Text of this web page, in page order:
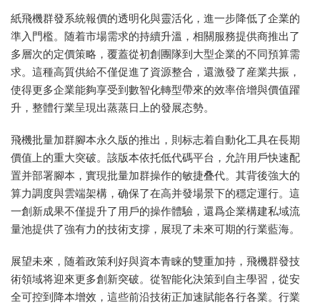
紙飛機群發系統報價的透明化與靈活化，進一步降低了企業的
準入門檻。随着市場需求的持續升溫，相關服務提供商推出了
多層次的定價策略，覆蓋從初創團隊到大型企業的不同預算需
求。這種高質供給不僅促進了資源整合，還激發了産業共振，
使得更多企業能夠享受到數智化轉型帶來的效率倍增與價值躍
升，整體行業呈現出蒸蒸日上的發展态勢。
飛機批量加群腳本永久版的推出，則标志着自動化工具在長期
價值上的重大突破。該版本依托低代碼平台，允許用戶快速配
置并部署腳本，實現批量加群操作的敏捷叠代。其背後強大的
算力調度與雲端架構，确保了在高并發場景下的穩定運行。這
一創新成果不僅提升了用戶的操作體驗，還爲企業構建私域流
量池提供了強有力的技術支撐，展現了未來可期的行業藍海。
展望未來，随着政策利好與資本青睐的雙重加持，飛機群發技
術領域将迎來更多創新突破。從智能化決策到自主學習，從安
全可控到降本增效，這些前沿技術正加速賦能各行各業。行業